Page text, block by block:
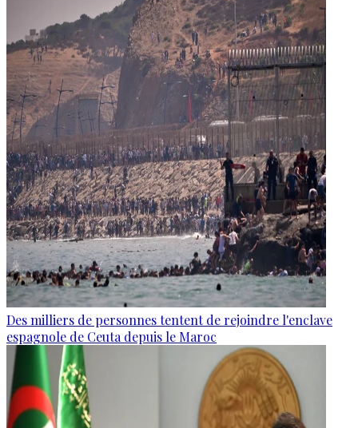
Des milliers de personnes tentent de rejoindre l'enclave
espagnole de Ceuta depuis le Maroc